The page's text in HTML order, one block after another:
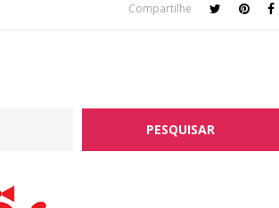
Compartilhe
PESQUISAR